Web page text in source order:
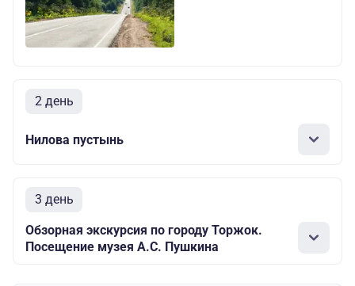
2 день
Нилова пустынь
3 день
Обзорная экскурсия по городу Торжок.
Посещение музея А.С. Пушкина